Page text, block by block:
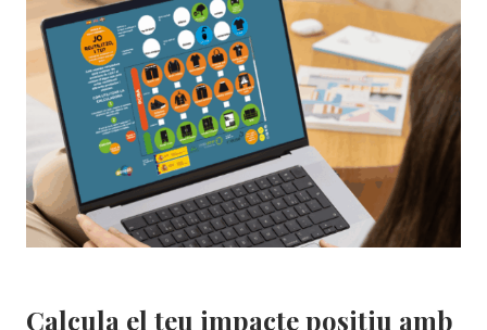
QUARTA
EDICIÓ
DEL
MERCAT
DE
SEGONA
MÀ
DE
LA
DEIXALLERIA
DE
VILADECANS!
Calcula el teu impacte positiu amb